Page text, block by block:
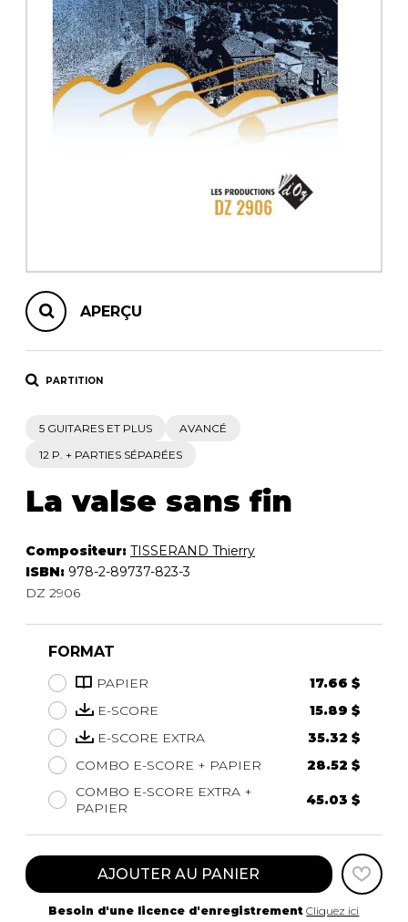
AUTRES PRODUITS
APERÇU
PARTITION
5 GUITARES ET PLUS
AVANCÉ
12 P. + PARTIES SÉPARÉES
La valse sans fin
Compositeur: TISSERAND Thierry
ISBN: 978-2-89737-823-3
DZ 2906
FORMAT
PAPIER
17.66 $
E-SCORE
15.89 $
E-SCORE EXTRA
35.32 $
COMBO E-SCORE + PAPIER
28.52 $
COMBO E-SCORE EXTRA +
PAPIER
45.03 $
AJOUTER AU PANIER
Besoin d'une licence d'enregistrement Cliquez ici